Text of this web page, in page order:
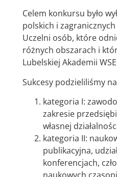
Celem konkursu było
polskich i
Uczelni osób, które
różnych obszarach i
Lubelskiej Akademii
Sukcesy podzieliliśmy
kategoria I:
zakresie
własnej
kategoria II:
publikacyjna,
konferencjach,